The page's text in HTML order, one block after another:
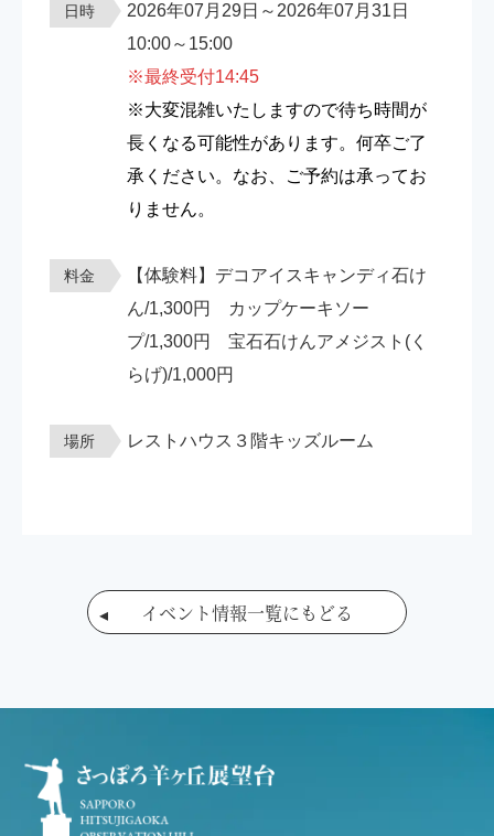
日時
2026年07月29日～2026年07月31日
10:00～15:00
※最終受付14:45
※大変混雑いたしますので待ち時間が
長くなる可能性があります。何卒ご了
承ください。なお、ご予約は承ってお
りません。
料金
【体験料】デコアイスキャンディ石け
ん/1,300円 カップケーキソー
プ/1,300円 宝石石けんアメジスト(く
らげ)/1,000円
場所 レストハウス３階キッズルーム
イベント情報一覧にもどる